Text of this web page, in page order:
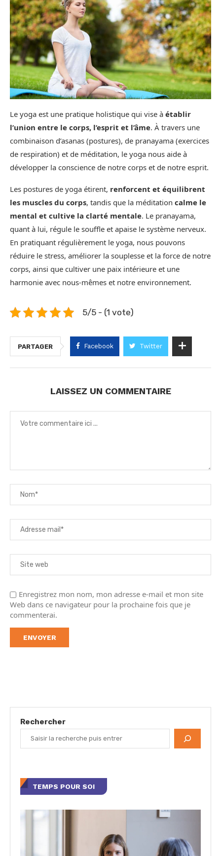
Le yoga est une pratique holistique qui vise à établir
l’union entre le corps, l’esprit et l’âme. À travers une
combinaison d’asanas (postures), de pranayama (exercices
de respiration) et de méditation, le yoga nous aide à
développer la conscience de notre corps et de notre esprit.
Les postures de yoga étirent, renforcent et équilibrent
les muscles du corps, tandis que la méditation calme le
mental et cultive la clarté mentale. Le pranayama,
quant à lui, régule le souffle et apaise le système nerveux.
En pratiquant régulièrement le yoga, nous pouvons
réduire le stress, améliorer la souplesse et la force de notre
corps, ainsi que cultiver une paix intérieure et une
harmonie avec nous-mêmes et notre environnement.
5/5 - (1 vote)
PARTAGER Facebook Twitter
LAISSEZ UN COMMENTAIRE
Enregistrez mon nom, mon adresse e-mail et mon site
Web dans ce navigateur pour la prochaine fois que je
commenterai.
Rechercher
TEMPS POUR SOI